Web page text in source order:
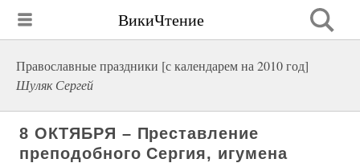
ВикиЧтение
Православные праздники [с календарем на 2010 год]
Шуляк Сергей
8 ОКТЯБРЯ – Преставление
преподобного Сергия, игумена